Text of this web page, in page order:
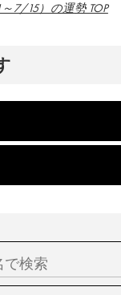
7/15）の運勢 TOP